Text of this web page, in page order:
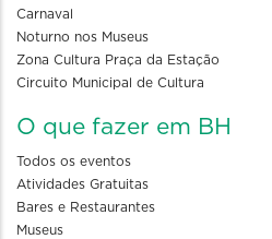
Carnaval
Noturno nos Museus
Zona Cultura Praça da Estação
Circuito Municipal de Cultura
O que fazer em BH
Todos os eventos
Atividades Gratuitas
Bares e Restaurantes
Museus